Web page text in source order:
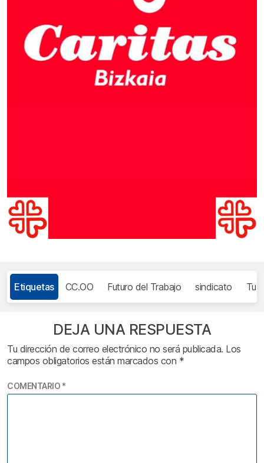
Etiquetas CC.OO Futuro del Trabajo sindicato
DEJA UNA RESPUESTA
Tu dirección de correo electrónico no será publicada. Los
campos obligatorios están marcados con *
COMENTARIO *